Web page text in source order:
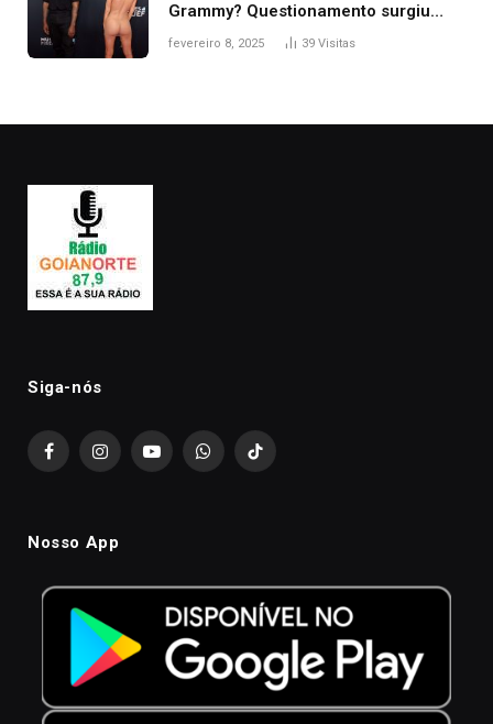
Grammy? Questionamento surgiu
após Bianca Censori, mulher de
fevereiro 8, 2025 39 Visitas
Siga-nós
FacebookInstagramYouTubeWhatsAppTikTok
Nosso App